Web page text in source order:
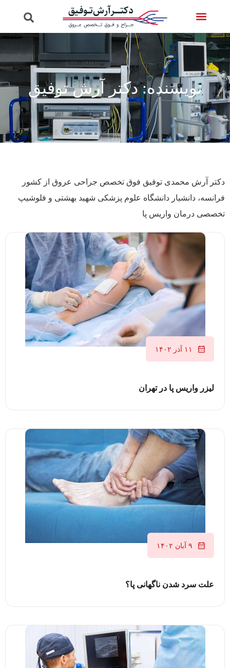
نویسنده:دکتر آرش توفیق
دکتر آرش محمدی توفیق فوق تخصص جراحی عروق از کشور
فرانسه، دانشیار دانشگاه علوم پزشکی شهید بهشتی و فلوشیپ
تخصصی درمان واریس پا
۱۱ آذر ۱۴۰۲
لیزر واریس پا در تهران
۹ آبان ۱۴۰۲
علت سرد شدن ناگهانی پا؟